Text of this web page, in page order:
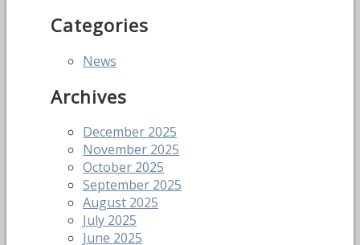
Categories
News
Archives
December 2025
November 2025
October 2025
September 2025
August 2025
July 2025
June 2025